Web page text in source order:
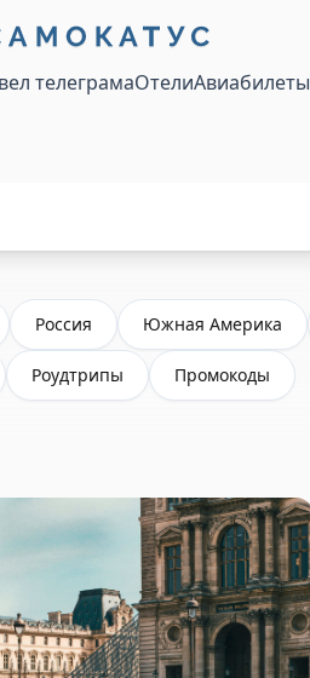
телеграмаОтелиАвиабилеты
Россия Южная Америка
Роудтрипы Промокоды